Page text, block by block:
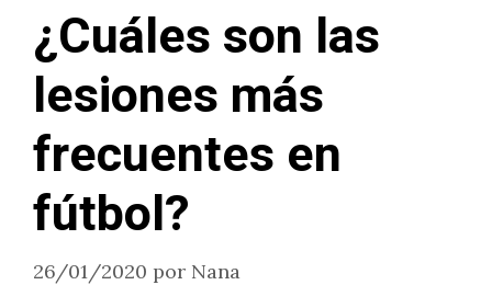
¿Cuáles son las
lesiones más
frecuentes en
fútbol?
26/01/2020 por Nana